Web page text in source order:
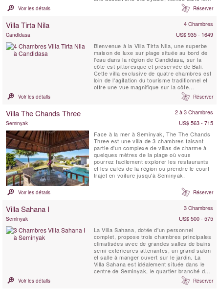
paisibles rizières de Kerobokan, au sud de
Bali, à seulement 10 minutes en voiture du
Voir les détails Réserver
Villa Tirta Nila 4 Chambres
Candidasa
US$ 935 - 1649
Bienvenue à la Villa Tirta Nila, une superbe
maison de luxe sur plage située au bord de
l'eau dans la région de Candidasa, sur la
côte est pittoresque et préservée de Bali.
Cette villa exclusive de quatre chambres est
loin de l'agitation du tourisme traditionnel et
offre une vue magnifique sur la côte
magnifique de Bali et les îles au large. Tirta
Nila est un mélange d'architecture tropicale
Voir les détails Réserver
Villa The Chands Three 2 à 3 Chambres
Seminyak
US$ 563 - 715
Face à la mer à Seminyak, The The Chands
Three est une villa de 3 chambres faisant
partie d'un complexe de villas de charme à
quelques mètres de la plage où vous
pourrez facilement explorer les restaurants
et les cafés de la région ou prendre le court
trajet en voiture jusqu'à Seminyak.
Voir les détails Réserver
Villa Sahana I 3 Chambres
Seminyak
US$ 500 - 575
La Villa Sahana, dotée d'un personnel
complet, propose trois chambres principales
climatisées avec de grandes salles de bains
semi-extérieures attenantes, un grand salon
et salle à manger ouvert sur le jardin. La
Villa Sahana est idéalement située dans le
centre de Seminyak, le quartier branché des
expatriés de Bali, tout en offrant un
emplacement très calme et tranquille. À côté
Voir les détails Réserver